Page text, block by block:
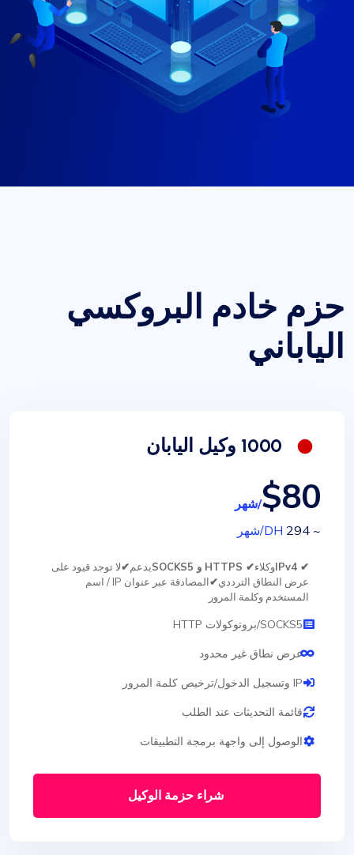
حزم خادم البروكسي
الياباني
1000 وكيل اليابان
$80/شهر
~ 294
DH/شهر
✔ IPv4 وكلاء✔ HTTPS و SOCKS5 يدعم✔لا توجد قيود على
عرض النطاق الترددي✔
المصادقة عبر عنوان IP / اسم
المستخدم وكلمة المرور
SOCKS5/بروتوكولات HTTP
عرض نطاق غير محدود
IP وتسجيل الدخول/ترخيص كلمة المرور
قائمة التحديثات عند الطلب
الوصول إلى واجهة برمجة التطبيقات
شراء حزمة الوكيل